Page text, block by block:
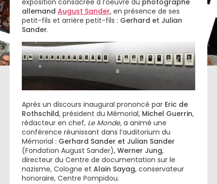
exposition consacrée à l’oeuvre du photographe
allemand August Sander, en présence de ses
petit-fils et arrière petit-fils : Gerhard et Julian
Sander.
Après un discours inaugural prononcé par Eric de
Rothschild, président du Mémorial, Michel Guerrin,
rédacteur en chef, Le Monde, a animé une
conférence réunissant dans l’auditorium du
Mémorial : Gerhard Sander et Julian Sander
(Fondation August Sander), Werner Jung,
directeur du Centre de documentation sur le
nazisme, Cologne et Alain Sayag, conservateur
honoraire, Centre Pompidou.